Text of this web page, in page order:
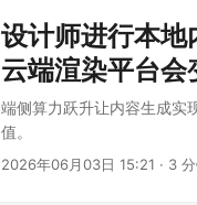
设计师进行本地
云端渲染平台会
端侧算力跃升让内容生成实
值。
2026年06月03日 15:21 · 3